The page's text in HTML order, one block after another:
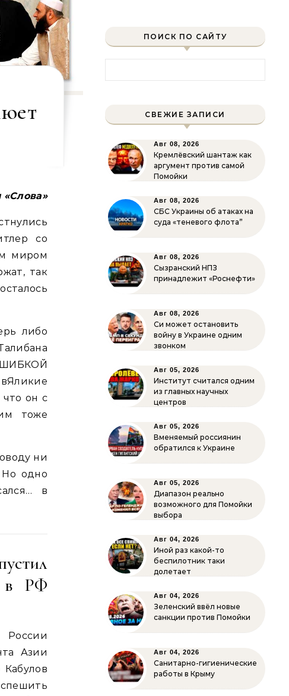
«Слова»
со
миром
так
либо
он с
тоже
ни
одно
в
в РФ
Азии
спешить
ПОИСК ПО САЙТУ
СВЕЖИЕ ЗАПИСИ
Авг 08, 2026
Кремлёвский шантаж как
аргумент против самой
Помойки
Авг 08, 2026
СБС Украины об атаках на
суда «теневого флота”
Авг 08, 2026
Сызранский НПЗ
принадлежит «Роснефти»
Авг 08, 2026
Си может остановить
войну в Украине одним
звонком
Авг 05, 2026
Институт считался одним
из главных научных
центров
Авг 05, 2026
Вменяемый россиянин
обратился к Украине
Авг 05, 2026
Диапазон реально
возможного для Помойки
выбора
Авг 04, 2026
Иной раз какой-то
беспилотник таки
долетает
Авг 04, 2026
Зеленский ввёл новые
санкции против Помойки
Авг 04, 2026
Санитарно-гигиенические
работы в Крыму